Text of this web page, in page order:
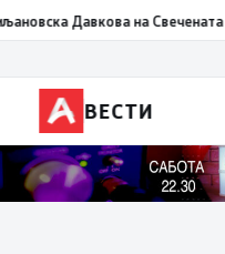
Давкова на Свечената
ВЕСТИ